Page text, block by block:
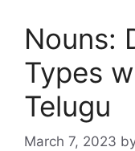
Nouns:
Types
Telugu
March 7, 2023